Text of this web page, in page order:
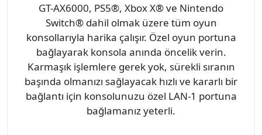
GT-AX6000, PS5®, Xbox X® ve Nintendo
Switch® dahil olmak üzere tüm oyun
konsollarıyla harika çalışır. Özel oyun portuna
bağlayarak konsola anında öncelik verin.
Karmaşık işlemlere gerek yok, sürekli sıranın
başında olmanızı sağlayacak hızlı ve kararlı bir
bağlantı için konsolunuzu özel LAN-1 portuna
bağlamanız yeterli.